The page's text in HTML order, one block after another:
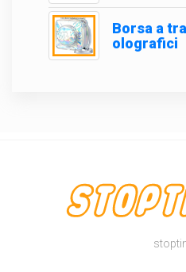
Borsa a
olografici